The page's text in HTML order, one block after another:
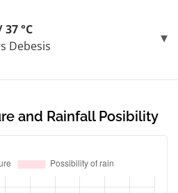
37 °C
Debesis
and Rainfall Posibility